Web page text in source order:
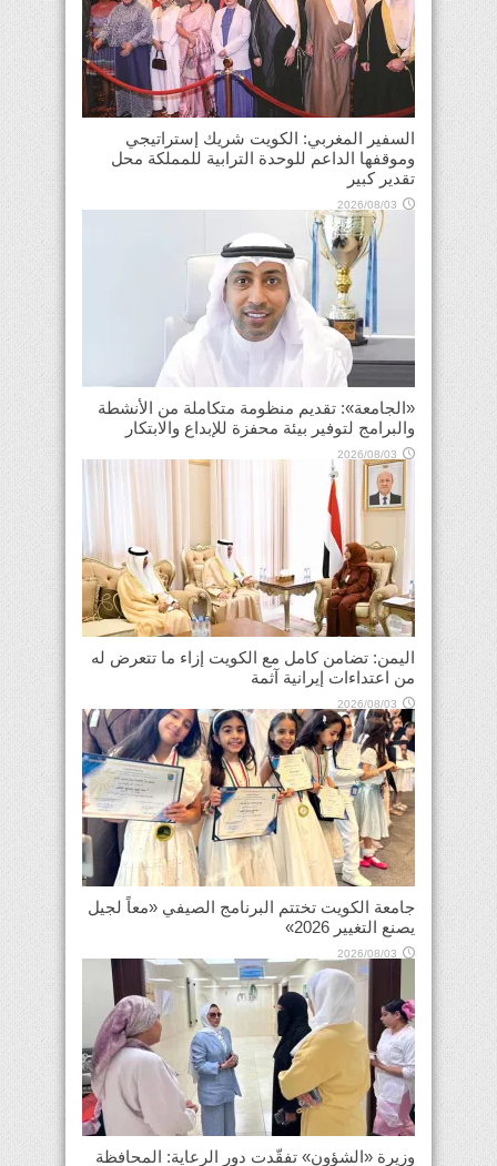
السفير المغربي: الكويت شريك إستراتيجي
وموقفها الداعم للوحدة الترابية للمملكة محل
تقدير كبير
2026/08/03
«الجامعة»: تقديم منظومة متكاملة من الأنشطة
والبرامج لتوفير بيئة محفزة للإبداع والابتكار
2026/08/03
اليمن: تضامن كامل مع الكويت إزاء ما تتعرض له
من اعتداءات إيرانية آثمة
2026/08/03
جامعة الكويت تختتم البرنامج الصيفي «معاً لجيل
يصنع التغيير 2026»
2026/08/03
وزيرة «الشؤون» تفقّدت دور الرعاية: المحافظة